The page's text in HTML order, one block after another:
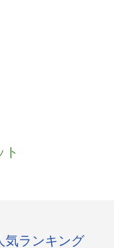
ト
気ランキング